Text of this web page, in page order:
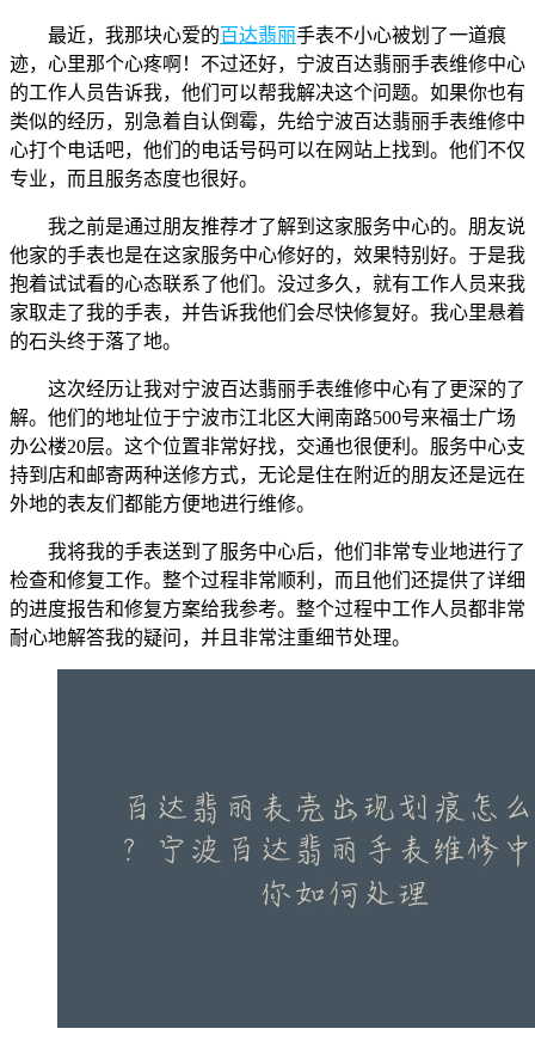
最近，我那块心爱的百达翡丽手表不小心被划了一道痕
迹，心里那个心疼啊！不过还好，宁波百达翡丽手表维修中心
的工作人员告诉我，他们可以帮我解决这个问题。如果你也有
类似的经历，别急着自认倒霉，先给宁波百达翡丽手表维修中
心打个电话吧，他们的电话号码可以在网站上找到。他们不仅
专业，而且服务态度也很好。
我之前是通过朋友推荐才了解到这家服务中心的。朋友说
他家的手表也是在这家服务中心修好的，效果特别好。于是我
抱着试试看的心态联系了他们。没过多久，就有工作人员来我
家取走了我的手表，并告诉我他们会尽快修复好。我心里悬着
的石头终于落了地。
这次经历让我对宁波百达翡丽手表维修中心有了更深的了
解。他们的地址位于宁波市江北区大闸南路500号来福士广场
办公楼20层。这个位置非常好找，交通也很便利。服务中心支
持到店和邮寄两种送修方式，无论是住在附近的朋友还是远在
外地的表友们都能方便地进行维修。
我将我的手表送到了服务中心后，他们非常专业地进行了
检查和修复工作。整个过程非常顺利，而且他们还提供了详细
的进度报告和修复方案给我参考。整个过程中工作人员都非常
耐心地解答我的疑问，并且非常注重细节处理。